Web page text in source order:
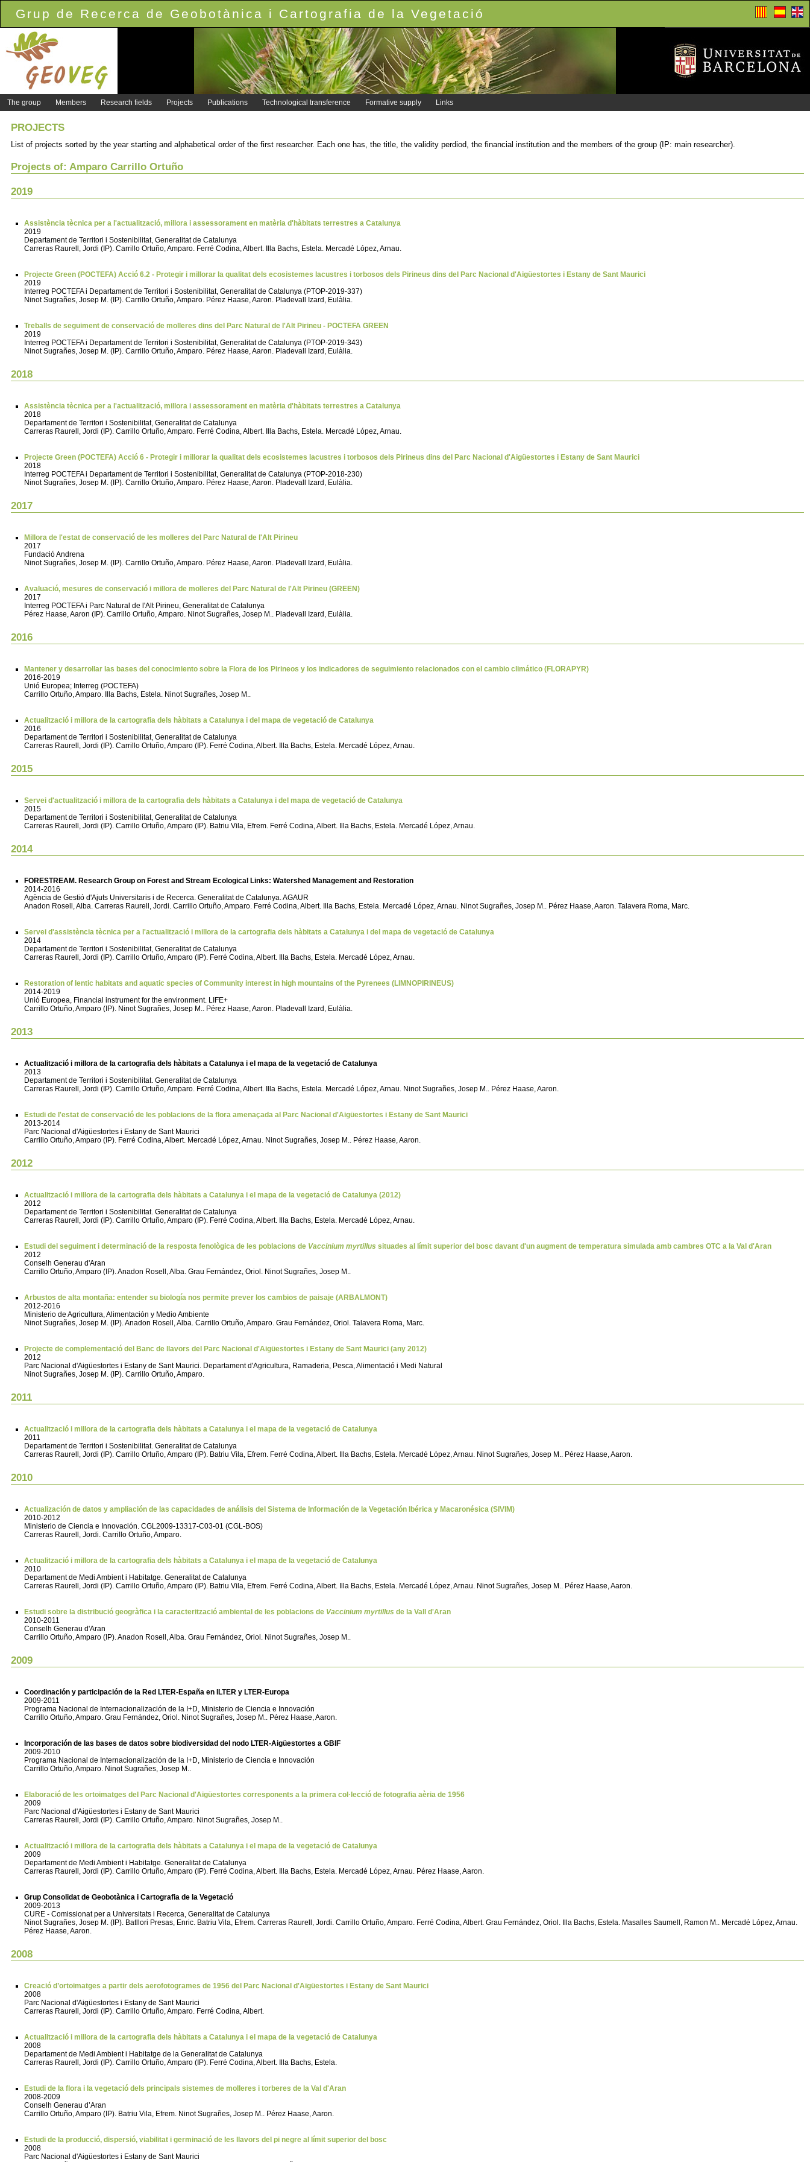
Grup de Recerca de Geobotànica i Cartografia de la Vegetació
The group Members Research fields Projects Publications Technological transference Formative supply Links
PROJECTS
List of projects sorted by the year starting and alphabetical order of the first researcher. Each one has, the title, the validity perdiod, the financial institution and the members of the group (IP: main researcher).
Projects of: Amparo Carrillo Ortuño
2019
Assistència tècnica per a l'actualització, millora i assessorament en matèria d'hàbitats terrestres a Catalunya
2019
Departament de Territori i Sostenibilitat, Generalitat de Catalunya
Carreras Raurell, Jordi (IP). Carrillo Ortuño, Amparo. Ferré Codina, Albert. Illa Bachs, Estela. Mercadé López, Arnau.
Projecte Green (POCTEFA) Acció 6.2 - Protegir i millorar la qualitat dels ecosistemes lacustres i torbosos dels Pirineus dins del Parc Nacional d'Aigüestortes i Estany de Sant Maurici
2019
Interreg POCTEFA i Departament de Territori i Sostenibilitat, Generalitat de Catalunya (PTOP-2019-337)
Ninot Sugrañes, Josep M. (IP). Carrillo Ortuño, Amparo. Pérez Haase, Aaron. Pladevall Izard, Eulàlia.
Treballs de seguiment de conservació de molleres dins del Parc Natural de l'Alt Pirineu - POCTEFA GREEN
2019
Interreg POCTEFA i Departament de Territori i Sostenibilitat, Generalitat de Catalunya (PTOP-2019-343)
Ninot Sugrañes, Josep M. (IP). Carrillo Ortuño, Amparo. Pérez Haase, Aaron. Pladevall Izard, Eulàlia.
2018
Assistència tècnica per a l'actualització, millora i assessorament en matèria d'hàbitats terrestres a Catalunya
2018
Departament de Territori i Sostenibilitat, Generalitat de Catalunya
Carreras Raurell, Jordi (IP). Carrillo Ortuño, Amparo. Ferré Codina, Albert. Illa Bachs, Estela. Mercadé López, Arnau.
Projecte Green (POCTEFA) Acció 6 - Protegir i millorar la qualitat dels ecosistemes lacustres i torbosos dels Pirineus dins del Parc Nacional d'Aigüestortes i Estany de Sant Maurici
2018
Interreg POCTEFA i Departament de Territori i Sostenibilitat, Generalitat de Catalunya (PTOP-2018-230)
Ninot Sugrañes, Josep M. (IP). Carrillo Ortuño, Amparo. Pérez Haase, Aaron. Pladevall Izard, Eulàlia.
2017
Millora de l'estat de conservació de les molleres del Parc Natural de l'Alt Pirineu
2017
Fundació Andrena
Ninot Sugrañes, Josep M. (IP). Carrillo Ortuño, Amparo. Pérez Haase, Aaron. Pladevall Izard, Eulàlia.
Avaluació, mesures de conservació i millora de molleres del Parc Natural de l'Alt Pirineu (GREEN)
2017
Interreg POCTEFA i Parc Natural de l'Alt Pirineu, Generalitat de Catalunya
Pérez Haase, Aaron (IP). Carrillo Ortuño, Amparo. Ninot Sugrañes, Josep M.. Pladevall Izard, Eulàlia.
2016
Mantener y desarrollar las bases del conocimiento sobre la Flora de los Pirineos y los indicadores de seguimiento relacionados con el cambio climático (FLORAPYR)
2016-2019
Unió Europea; Interreg (POCTEFA)
Carrillo Ortuño, Amparo. Illa Bachs, Estela. Ninot Sugrañes, Josep M..
Actualització i millora de la cartografia dels hàbitats a Catalunya i del mapa de vegetació de Catalunya
2016
Departament de Territori i Sostenibilitat, Generalitat de Catalunya
Carreras Raurell, Jordi (IP). Carrillo Ortuño, Amparo (IP). Ferré Codina, Albert. Illa Bachs, Estela. Mercadé López, Arnau.
2015
Servei d'actualització i millora de la cartografia dels hàbitats a Catalunya i del mapa de vegetació de Catalunya
2015
Departament de Territori i Sostenibilitat, Generalitat de Catalunya
Carreras Raurell, Jordi (IP). Carrillo Ortuño, Amparo (IP). Batriu Vila, Efrem. Ferré Codina, Albert. Illa Bachs, Estela. Mercadé López, Arnau.
2014
FORESTREAM. Research Group on Forest and Stream Ecological Links: Watershed Management and Restoration
2014-2016
Agència de Gestió d'Ajuts Universitaris i de Recerca. Generalitat de Catalunya. AGAUR
Anadon Rosell, Alba. Carreras Raurell, Jordi. Carrillo Ortuño, Amparo. Ferré Codina, Albert. Illa Bachs, Estela. Mercadé López, Arnau. Ninot Sugrañes, Josep M.. Pérez Haase, Aaron. Talavera Roma, Marc.
Servei d'assistència tècnica per a l'actualització i millora de la cartografia dels hàbitats a Catalunya i del mapa de vegetació de Catalunya
2014
Departament de Territori i Sostenibilitat, Generalitat de Catalunya
Carreras Raurell, Jordi (IP). Carrillo Ortuño, Amparo (IP). Ferré Codina, Albert. Illa Bachs, Estela. Mercadé López, Arnau.
Restoration of lentic habitats and aquatic species of Community interest in high mountains of the Pyrenees (LIMNOPIRINEUS)
2014-2019
Unió Europea, Financial instrument for the environment. LIFE+
Carrillo Ortuño, Amparo (IP). Ninot Sugrañes, Josep M.. Pérez Haase, Aaron. Pladevall Izard, Eulàlia.
2013
Actualització i millora de la cartografia dels hàbitats a Catalunya i el mapa de la vegetació de Catalunya
2013
Departament de Territori i Sostenibilitat. Generalitat de Catalunya
Carreras Raurell, Jordi (IP). Carrillo Ortuño, Amparo. Ferré Codina, Albert. Illa Bachs, Estela. Mercadé López, Arnau. Ninot Sugrañes, Josep M.. Pérez Haase, Aaron.
Estudi de l'estat de conservació de les poblacions de la flora amenaçada al Parc Nacional d'Aigüestortes i Estany de Sant Maurici
2013-2014
Parc Nacional d'Aigüestortes i Estany de Sant Maurici
Carrillo Ortuño, Amparo (IP). Ferré Codina, Albert. Mercadé López, Arnau. Ninot Sugrañes, Josep M.. Pérez Haase, Aaron.
2012
Actualització i millora de la cartografia dels hàbitats a Catalunya i el mapa de la vegetació de Catalunya (2012)
2012
Departament de Territori i Sostenibilitat. Generalitat de Catalunya
Carreras Raurell, Jordi (IP). Carrillo Ortuño, Amparo (IP). Ferré Codina, Albert. Illa Bachs, Estela. Mercadé López, Arnau.
Estudi del seguiment i determinació de la resposta fenològica de les poblacions de Vaccinium myrtillus situades al límit superior del bosc davant d'un augment de temperatura simulada amb cambres OTC a la Val d'Aran
2012
Conselh Generau d'Aran
Carrillo Ortuño, Amparo (IP). Anadon Rosell, Alba. Grau Fernández, Oriol. Ninot Sugrañes, Josep M..
Arbustos de alta montaña: entender su biología nos permite prever los cambios de paisaje (ARBALMONT)
2012-2016
Ministerio de Agricultura, Alimentación y Medio Ambiente
Ninot Sugrañes, Josep M. (IP). Anadon Rosell, Alba. Carrillo Ortuño, Amparo. Grau Fernández, Oriol. Talavera Roma, Marc.
Projecte de complementació del Banc de llavors del Parc Nacional d'Aigüestortes i Estany de Sant Maurici (any 2012)
2012
Parc Nacional d'Aigüestortes i Estany de Sant Maurici. Departament d'Agricultura, Ramaderia, Pesca, Alimentació i Medi Natural
Ninot Sugrañes, Josep M. (IP). Carrillo Ortuño, Amparo.
2011
Actualització i millora de la cartografia dels hàbitats a Catalunya i el mapa de la vegetació de Catalunya
2011
Departament de Territori i Sostenibilitat. Generalitat de Catalunya
Carreras Raurell, Jordi (IP). Carrillo Ortuño, Amparo (IP). Batriu Vila, Efrem. Ferré Codina, Albert. Illa Bachs, Estela. Mercadé López, Arnau. Ninot Sugrañes, Josep M.. Pérez Haase, Aaron.
2010
Actualización de datos y ampliación de las capacidades de análisis del Sistema de Información de la Vegetación Ibérica y Macaronésica (SIVIM)
2010-2012
Ministerio de Ciencia e Innovación. CGL2009-13317-C03-01 (CGL-BOS)
Carreras Raurell, Jordi. Carrillo Ortuño, Amparo.
Actualització i millora de la cartografia dels hàbitats a Catalunya i el mapa de la vegetació de Catalunya
2010
Departament de Medi Ambient i Habitatge. Generalitat de Catalunya
Carreras Raurell, Jordi (IP). Carrillo Ortuño, Amparo (IP). Batriu Vila, Efrem. Ferré Codina, Albert. Illa Bachs, Estela. Mercadé López, Arnau. Ninot Sugrañes, Josep M.. Pérez Haase, Aaron.
Estudi sobre la distribució geogràfica i la caracterització ambiental de les poblacions de Vaccinium myrtillus de la Vall d'Aran
2010-2011
Conselh Generau d'Aran
Carrillo Ortuño, Amparo (IP). Anadon Rosell, Alba. Grau Fernández, Oriol. Ninot Sugrañes, Josep M..
2009
Coordinación y participación de la Red LTER-España en ILTER y LTER-Europa
2009-2011
Programa Nacional de Internacionalización de la I+D, Ministerio de Ciencia e Innovación
Carrillo Ortuño, Amparo. Grau Fernández, Oriol. Ninot Sugrañes, Josep M.. Pérez Haase, Aaron.
Incorporación de las bases de datos sobre biodiversidad del nodo LTER-Aigüestortes a GBIF
2009-2010
Programa Nacional de Internacionalización de la I+D, Ministerio de Ciencia e Innovación
Carrillo Ortuño, Amparo. Ninot Sugrañes, Josep M..
Elaboració de les ortoimatges del Parc Nacional d'Aigüestortes corresponents a la primera col·lecció de fotografia aèria de 1956
2009
Parc Nacional d'Aigüestortes i Estany de Sant Maurici
Carreras Raurell, Jordi (IP). Carrillo Ortuño, Amparo. Ninot Sugrañes, Josep M..
Actualització i millora de la cartografia dels hàbitats a Catalunya i el mapa de la vegetació de Catalunya
2009
Departament de Medi Ambient i Habitatge. Generalitat de Catalunya
Carreras Raurell, Jordi (IP). Carrillo Ortuño, Amparo (IP). Ferré Codina, Albert. Illa Bachs, Estela. Mercadé López, Arnau. Pérez Haase, Aaron.
Grup Consolidat de Geobotànica i Cartografia de la Vegetació
2009-2013
CURE - Comissionat per a Universitats i Recerca, Generalitat de Catalunya
Ninot Sugrañes, Josep M. (IP). Batllori Presas, Enric. Batriu Vila, Efrem. Carreras Raurell, Jordi. Carrillo Ortuño, Amparo. Ferré Codina, Albert. Grau Fernández, Oriol. Illa Bachs, Estela. Masalles Saumell, Ramon M.. Mercadé López, Arnau.
Pérez Haase, Aaron.
2008
Creació d’ortoimatges a partir dels aerofotogrames de 1956 del Parc Nacional d'Aïgüestortes i Estany de Sant Maurici
2008
Parc Nacional d'Aigüestortes i Estany de Sant Maurici
Carreras Raurell, Jordi (IP). Carrillo Ortuño, Amparo. Ferré Codina, Albert.
Actualització i millora de la cartografia dels hàbitats a Catalunya i el mapa de la vegetació de Catalunya
2008
Departament de Medi Ambient i Habitatge de la Generalitat de Catalunya
Carreras Raurell, Jordi (IP). Carrillo Ortuño, Amparo (IP). Ferré Codina, Albert. Illa Bachs, Estela.
Estudi de la flora i la vegetació dels principals sistemes de molleres i torberes de la Val d'Aran
2008-2009
Conselh Generau d’Aran
Carrillo Ortuño, Amparo (IP). Batriu Vila, Efrem. Ninot Sugrañes, Josep M.. Pérez Haase, Aaron.
Estudi de la producció, dispersió, viabilitat i germinació de les llavors del pi negre al límit superior del bosc
2008
Parc Nacional d'Aigüestortes i Estany de Sant Maurici